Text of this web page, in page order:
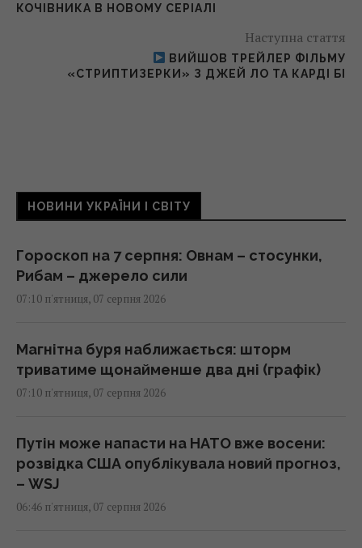
КОЧІВНИКА В НОВОМУ СЕРІАЛІ
Наступна стаття
ВИЙШОВ ТРЕЙЛЕР ФІЛЬМУ
«СТРИПТИЗЕРКИ» З ДЖЕЙ ЛО ТА КАРДІ БІ
НОВИНИ УКРАЇНИ І СВІТУ
Гороскоп на 7 серпня: Овнам – стосунки,
Рибам – джерело сили
07:10 п'ятниця, 07 серпня 2026
Магнітна буря наближається: шторм
триватиме щонайменше два дні (графік)
07:10 п'ятниця, 07 серпня 2026
Путін може напасти на НАТО вже восени:
розвідка США опублікувала новий прогноз,
– WSJ
06:46 п'ятниця, 07 серпня 2026